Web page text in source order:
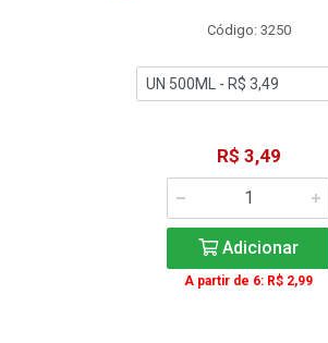
Código: 3250
R$ 3,49
Adicionar
A partir de 6: R$ 2,99